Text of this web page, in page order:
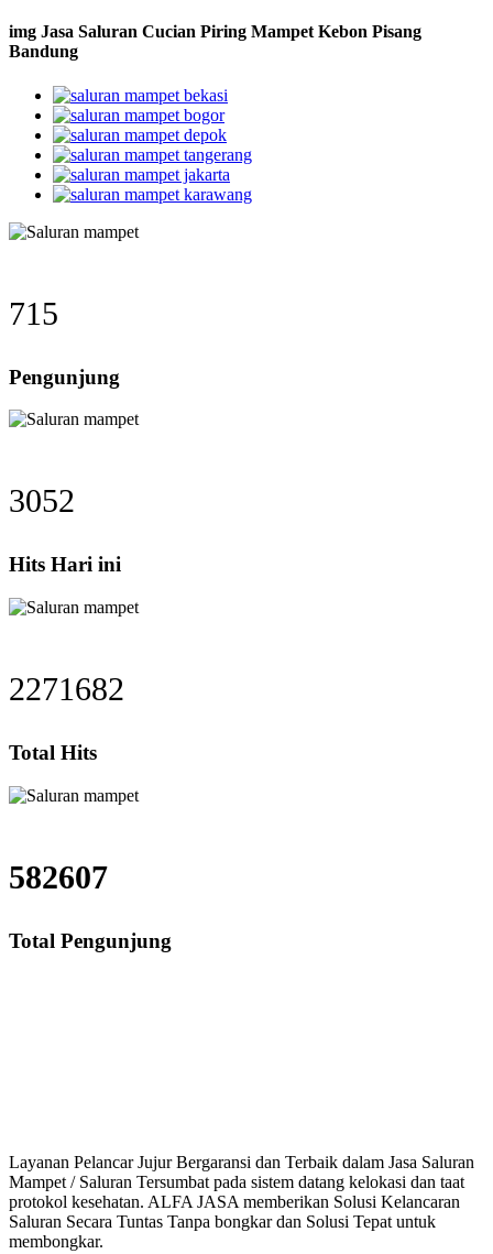
img Jasa Saluran Cucian Piring Mampet Kebon Pisang
Bandung
715
Pengunjung
3052
Hits Hari ini
2271682
Total Hits
582607
Total Pengunjung
Layanan Pelancar Jujur Bergaransi dan Terbaik dalam Jasa Saluran
Mampet / Saluran Tersumbat pada sistem datang kelokasi dan taat
protokol kesehatan. ALFA JASA memberikan Solusi Kelancaran
Saluran Secara Tuntas Tanpa bongkar dan Solusi Tepat untuk
membongkar.